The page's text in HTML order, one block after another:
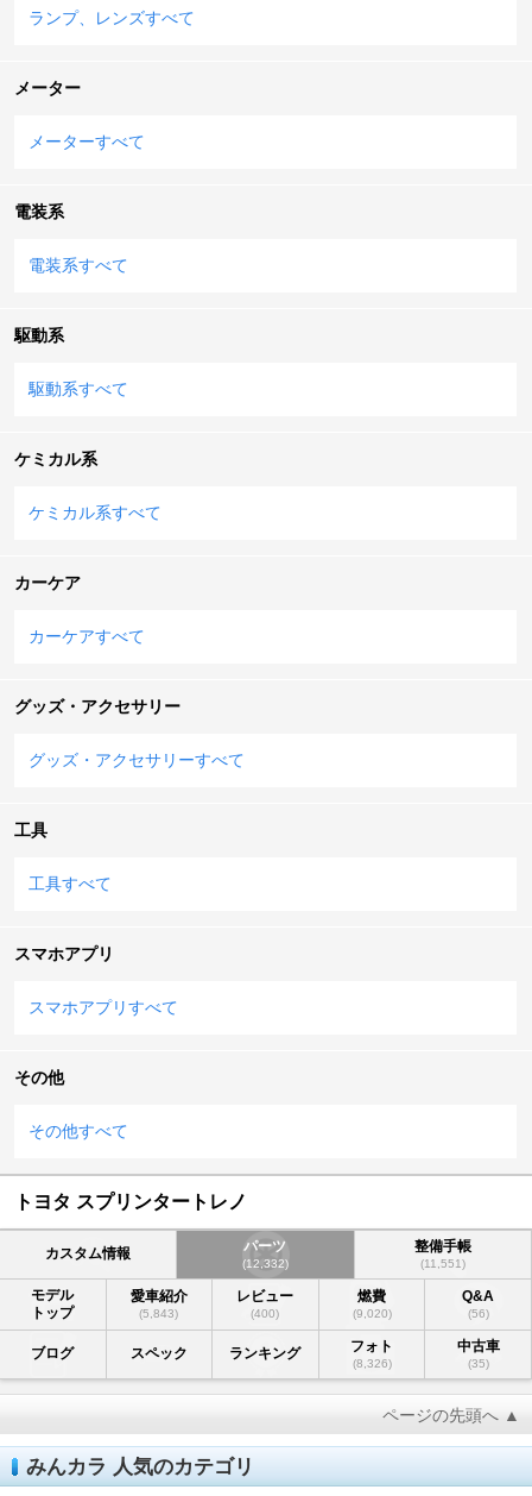
ランプ、レンズすべて
メーター
メーターすべて
電装系
電装系すべて
駆動系
駆動系すべて
ケミカル系
ケミカル系すべて
カーケア
カーケアすべて
グッズ・アクセサリー
グッズ・アクセサリーすべて
工具
工具すべて
スマホアプリ
スマホアプリすべて
その他
その他すべて
トヨタ スプリンタートレノ
カスタム情報 パーツ
(12,332)
整備手帳
(11,551)
モデル
トップ
愛車紹介
(5,843)
レビュー
(400)
燃費
(9,020)
Q&A
(56)
ブログ スペック ランキング フォト
(8,326)
中古車
(35)
ページの先頭へ ▲
みんカラ 人気のカテゴリ